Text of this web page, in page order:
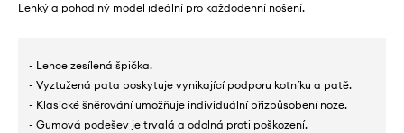
Lehký a pohodlný model ideální pro každodenní nošení.
- Lehce zesílená špička.
- Vyztužená pata poskytuje vynikající podporu kotníku a patě.
- Klasické šněrování umožňuje individuální přizpůsobení noze.
- Gumová podešev je trvalá a odolná proti poškození.